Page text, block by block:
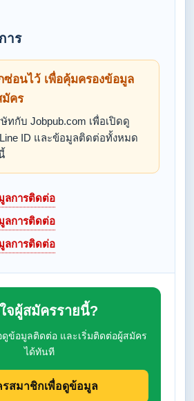
าร
อนไว้ เพื่อคุ้มครองข้อมูล
คร
ทกับ Jobpub.com เพื่อเปิดดู
Line ID และข้อมูลติดต่อทั้งหมด
ลการติดต่อ
ลการติดต่อ
ลการติดต่อ
จผู้สมัครรายนี้?
ข้อมูลติดต่อ และเริ่มติดต่อผู้สมัคร
ได้ทันที
สมาชิกเพื่อดูข้อมูล